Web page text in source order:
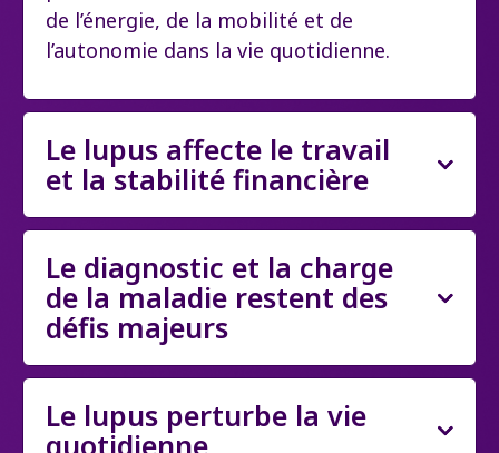
de l’énergie, de la mobilité et de
l’autonomie dans la vie quotidienne.
Le lupus affecte le travail
et la stabilité financière
Le diagnostic et la charge
de la maladie restent des
défis majeurs
Le lupus perturbe la vie
quotidienne